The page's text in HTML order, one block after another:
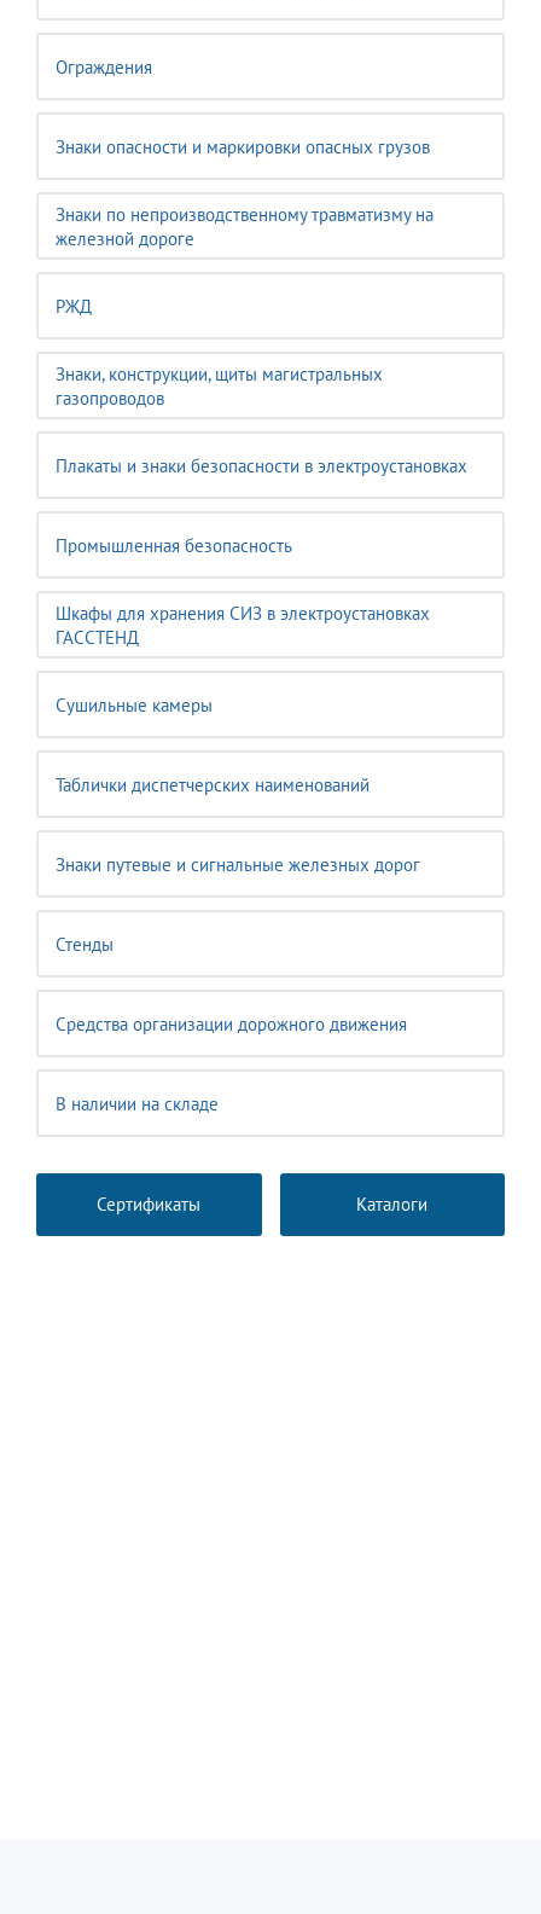
Ограждения
Знаки опасности и маркировки опасных грузов
Знаки по непроизводственному травматизму на
железной дороге
РЖД
Знаки, конструкции, щиты магистральных
газопроводов
Плакаты и знаки безопасности в электроустановках
Промышленная безопасность
Шкафы для хранения СИЗ в электроустановках
ГАССТЕНД
Сушильные камеры
Таблички диспетчерских наименований
Знаки путевые и сигнальные железных дорог
Стенды
Средства организации дорожного движения
В наличии на складе
Сертификаты Каталоги